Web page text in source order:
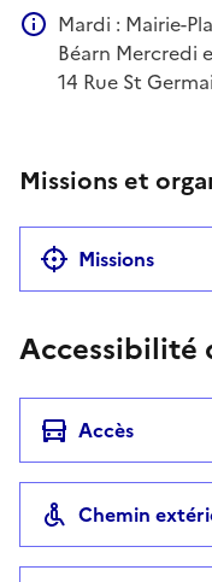
Information
Mardi : Mairie-
Béarn Mercredi
14 Rue St
Missions et
Missions
Accessibilité
Accès
Chemin